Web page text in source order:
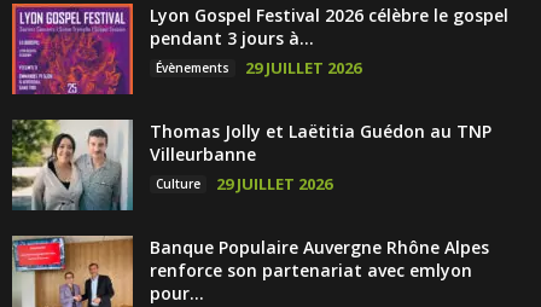
Lyon Gospel Festival 2026 célèbre le gospel
pendant 3 jours à...
Évènements 29 JUILLET 2026
Thomas Jolly et Laëtitia Guédon au TNP
Villeurbanne
Culture 29 JUILLET 2026
Banque Populaire Auvergne Rhône Alpes
renforce son partenariat avec emlyon
pour...